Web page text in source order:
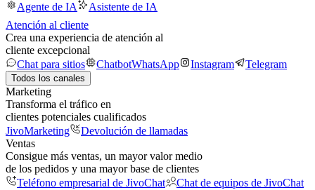
Agente de IA
Asistente de IA
Atención al cliente
Crea una experiencia de atención al
cliente excepcional
Chat para sitios
ChatbotWhatsApp Instagram Telegram
Todos los canales
Marketing
Transforma el tráfico en
clientes potenciales cualificados
JivoMarketing
Devolución de llamadas
Ventas
Consigue más ventas, un mayor valor medio
de los pedidos y una mayor base de clientes
Teléfono empresarial de JivoChat
Chat de equipos de JivoChat